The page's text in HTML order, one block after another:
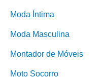
Moda Íntima
Moda Masculina
Montador de Móveis
Moto Socorro